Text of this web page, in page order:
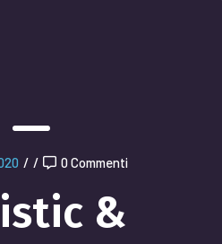
/ / 0 Commenti
&